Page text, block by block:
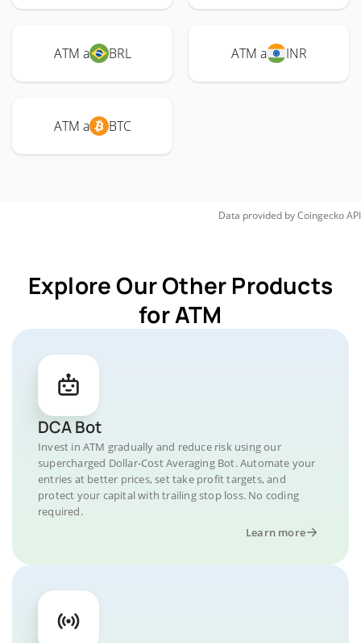
ATM a BRL ATM a INR
ATM a BTC
Data provided byCoingeckoAPI
Explore Our Other Products
for ATM
DCA Bot
Invest in ATM gradually and reduce risk using our
supercharged Dollar-Cost Averaging Bot. Automate your
entries at better prices, set take profit targets, and
protect your capital with trailing stop loss. No coding
required.
Learn more